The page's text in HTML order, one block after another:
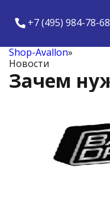
+7 (495) 984-78-68
Shop-Avallon»
Новости
Зачем